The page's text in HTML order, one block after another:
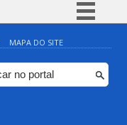
Simplifique!
Comunica BR
Participe
MAPA DO SITE